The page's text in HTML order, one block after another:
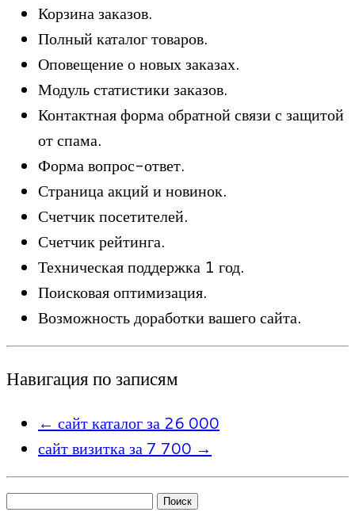
Корзина заказов.
Полный каталог товаров.
Оповещение о новых заказах.
Модуль статистики заказов.
Контактная форма обратной связи с защитой
от спама.
Форма вопрос-ответ.
Страница акций и новинок.
Счетчик посетителей.
Счетчик рейтинга.
Техническая поддержка 1 год.
Поисковая оптимизация.
Возможность доработки вашего сайта.
Навигация по записям
← сайт каталог за 26 000
сайт визитка за 7 700 →
Найти: